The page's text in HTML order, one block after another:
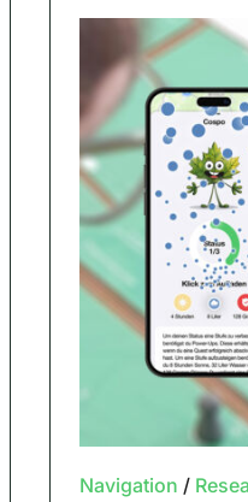
Navigation /